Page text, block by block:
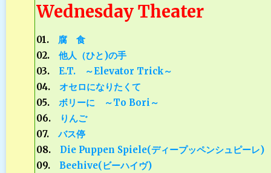
Wednesday Theater
01. 腐 食
02. 他人（ひと)の手
03. E.T. ～Elevator Trick～
04. オセロになりたくて
05. ボリーに ～To Bori～
06.
りんご
07. バス停
08. Die Puppen Spiele(ディープッペンシュピーレ)
09. Beehive(ビーハイヴ)